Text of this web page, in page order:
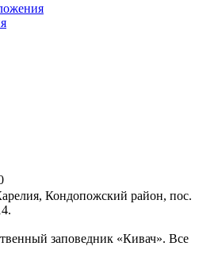
Кондопожский район, пос.
заповедник «Кивач». Все